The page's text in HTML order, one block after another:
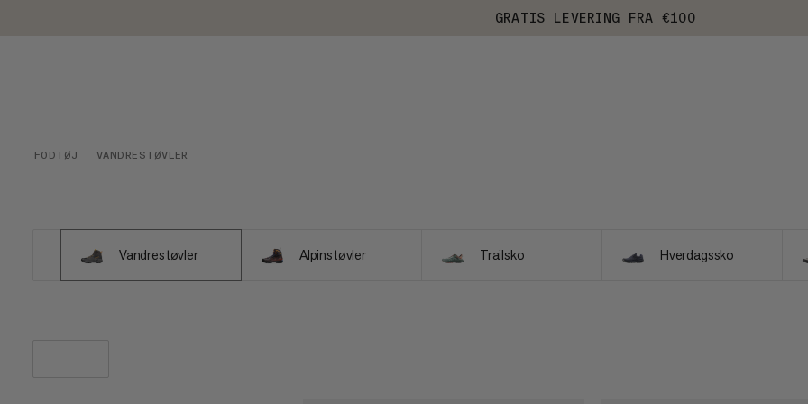
GRATIS LEVERING FRA €100
FODTØJ VANDRESTØVLER
Vandrestøvler Alpinstøvler Trailsko Hverdagssko